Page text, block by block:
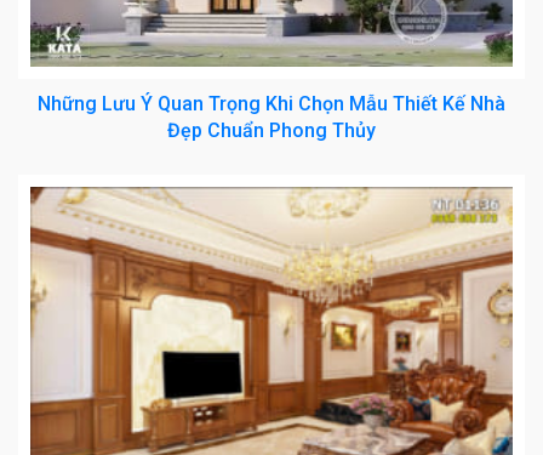
Những Lưu Ý Quan Trọng Khi Chọn Mẫu Thiết Kế Nhà
Đẹp Chuẩn Phong Thủy